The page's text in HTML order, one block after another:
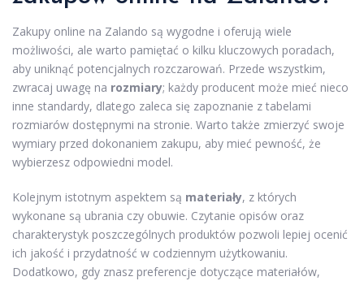
Zakupy online na Zalando są wygodne i oferują wiele
możliwości, ale warto pamiętać o kilku kluczowych poradach,
aby uniknąć potencjalnych rozczarowań. Przede wszystkim,
zwracaj uwagę na rozmiary; każdy producent może mieć nieco
inne standardy, dlatego zaleca się zapoznanie z tabelami
rozmiarów dostępnymi na stronie. Warto także zmierzyć swoje
wymiary przed dokonaniem zakupu, aby mieć pewność, że
wybierzesz odpowiedni model.
Kolejnym istotnym aspektem są materiały, z których
wykonane są ubrania czy obuwie. Czytanie opisów oraz
charakterystyk poszczególnych produktów pozwoli lepiej ocenić
ich jakość i przydatność w codziennym użytkowaniu.
Dodatkowo, gdy znasz preferencje dotyczące materiałów,